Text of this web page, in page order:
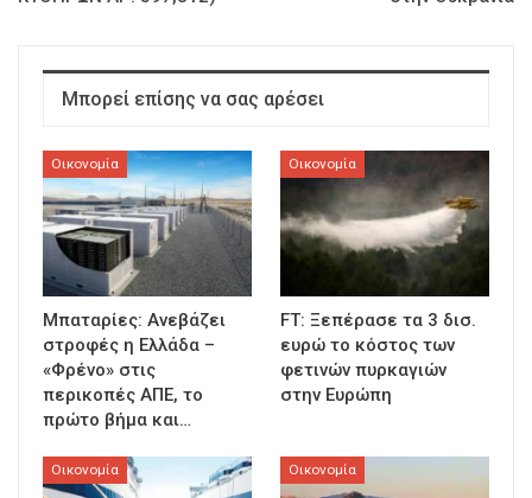
Μπορεί επίσης να σας αρέσει
Οικονομία
Μπαταρίες: Ανεβάζει
στροφές η Ελλάδα –
«Φρένο» στις
περικοπές ΑΠΕ, το
πρώτο βήμα και…
Οικονομία
FT: Ξεπέρασε τα 3 δισ.
ευρώ το κόστος των
φετινών πυρκαγιών
στην Ευρώπη
Οικονομία Οικονομία